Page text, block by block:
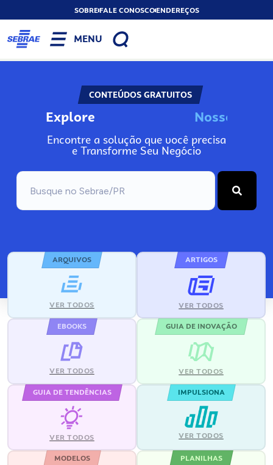
SOBREFALE CONOSCOENDEREÇOS
MENU
CONTEÚDOS GRATUITOS
Explore Nos
Encontre a solução que você precisa
e Transforme Seu Negócio
ARQUIVOS
VER TODOS
ARTIGOS
VER TODOS
EBOOKS
VER TODOS
GUIA DE INOVAÇÃO
VER TODOS
GUIA DE TENDÊNCIAS
VER TODOS
IMPULSIONA
VER TODOS
MODELOS PLANILHAS